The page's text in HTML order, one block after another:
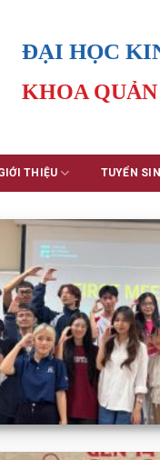
ĐẠI HỌC
KHOA
THIỆU TUYỂN